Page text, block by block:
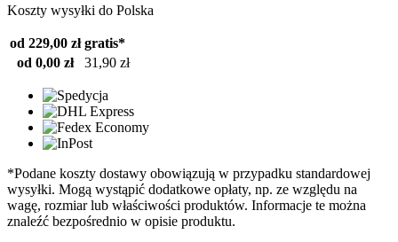
Koszty wysyłki do Polska
od 229,00 zł gratis*
od 0,00 zł
31,90 zł
*Podane koszty dostawy obowiązują w przypadku standardowej
wysyłki. Mogą wystąpić dodatkowe opłaty, np. ze względu na
wagę, rozmiar lub właściwości produktów. Informacje te można
znaleźć bezpośrednio w opisie produktu.